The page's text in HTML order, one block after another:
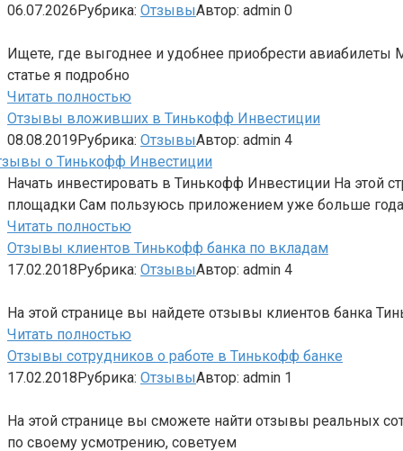
06.07.2026Рубрика: ОтзывыАвтор: admin 0
Ищете, где выгоднее и удобнее приобрести авиабилеты
статье я подробно
Читать полностью
Отзывы вложивших в Тинькофф Инвестиции
08.08.2019Рубрика: ОтзывыАвтор: admin 4
Начать инвестировать в Тинькофф Инвестиции На
площадки Сам пользуюсь приложением уже больше
Читать полностью
Отзывы клиентов Тинькофф банка по вкладам
17.02.2018Рубрика: ОтзывыАвтор: admin 4
На этой странице вы найдете отзывы клиентов банка
Читать полностью
Отзывы сотрудников о работе в Тинькофф банке
17.02.2018Рубрика: ОтзывыАвтор: admin 1
На этой странице вы сможете найти отзывы реальных
по своему усмотрению, советуем